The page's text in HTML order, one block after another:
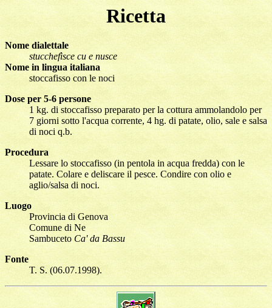
Ricetta
Nome dialettale
stucchefìsce cu e nusce
Nome in lingua italiana
stoccafisso con le noci
Dose per 5-6 persone
1 kg. di stoccafisso preparato per la cottura ammolandolo per
7 giorni sotto l'acqua corrente, 4 hg. di patate, olio, sale e salsa
di noci q.b.
Procedura
Lessare lo stoccafisso (in pentola in acqua fredda) con le
patate. Colare e deliscare il pesce. Condire con olio e
aglio/salsa di noci.
Luogo
Provincia di Genova
Comune di Ne
Sambuceto Ca' da Bassu
Fonte
T. S. (06.07.1998).